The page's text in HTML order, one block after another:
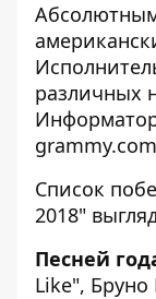
различных
Список
2018"
Песней
Like",